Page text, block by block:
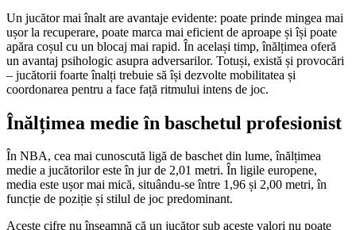
Un jucător mai înalt are avantaje evidente: poate prinde mingea mai
ușor la recuperare, poate marca mai eficient de aproape și își poate
apăra coșul cu un blocaj mai rapid. În același timp, înălțimea oferă
un avantaj psihologic asupra adversarilor. Totuși, există și provocări
– jucătorii foarte înalți trebuie să își dezvolte mobilitatea și
coordonarea pentru a face față ritmului intens de joc.
Înălțimea medie în baschetul profesionist
În NBA, cea mai cunoscută ligă de baschet din lume, înălțimea
medie a jucătorilor este în jur de 2,01 metri. În ligile europene,
media este ușor mai mică, situându-se între 1,96 și 2,00 metri, în
funcție de poziție și stilul de joc predominant.
Aceste cifre nu înseamnă că un jucător sub aceste valori nu poate